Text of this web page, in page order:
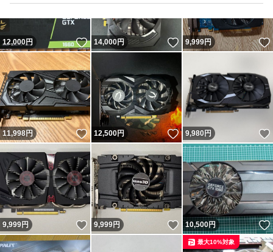
12,000円 いいね！
14,000円 いいね！
9,999円
11,998円 いいね！
12,500円 いいね！
9,980円
9,999円 いいね！
9,999円 いいね！
10,500円
最大10%対象